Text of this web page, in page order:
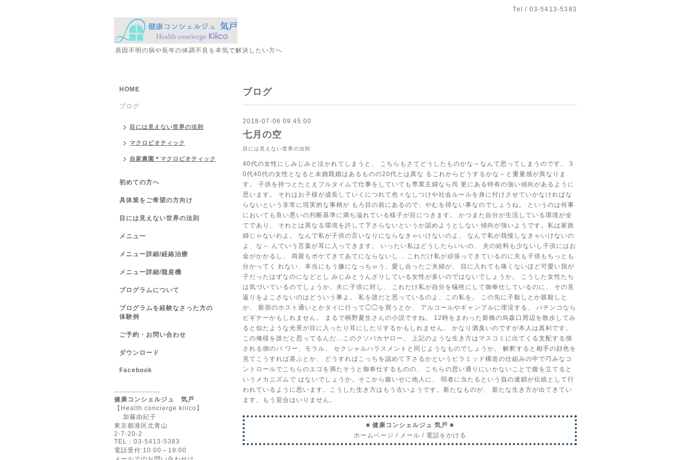
Tel / 03-5413-5383
原因不明の病や長年の体調不良を本気で解決したい方へ
ブログ
2018-07-06 09:45:00
七月の空
目には見えない世界の法則
40代の女性にしみじみと泣かれてしまうと、 こちらもさてどうしたものかな～なんて思ってしまうのです。 3
0代40代の女性となると未婚既婚はあるものの20代とは異な るこれからどうするかな～と重量感が異なりま
す。 子供を持つとたとえフルタイムで仕事をしていても専業主婦なら尚 更にある特有の強い傾向があるように
思います。 それはお子様が成長していくにつれて色々なしつけや社会ルールを身に付けさせていかなければな
らないという非常に現実的な事柄が もろ目の前にあるので、やむを得ない事なのでしょうね。
というのは何事
においても良い悪いの判断基準に満ち溢れている様子が目につきます。 かつまた自分が生活している環境が全
てであり、 それとは異なる環境を許して下さらないというか認めようとしない 傾向が強いようです。私は家政
婦じゃないわよ。 なんで私が子供の言いなりにならなきゃいけないのよ、 なんで私が我慢しなきゃいけないの
よ、な～ んていう言葉が耳に入ってきます。 いったい私はどうしたらいいの、 夫の給料も少ないし子供にはお
金がかかるし、 両親もボケてきてあてにならないし… これだけ私が頑張ってきているのに夫も子供もちっとも
分かってく れない、本当にもう嫌になっちゃう。愛し合ったご夫婦が、
目に入れても痛くないほど可愛い我が
子だったはずなのになどとし みじみとうんざりしている女性が多いのではないでしょうか。 こうした女性たち
は気づいているのでしょうか。夫に子供に対し、 これだけ私が自分を犠牲にして御奉仕しているのに、 その見
返りをよこさないのはどういう事よ。 私を誰だと思っているのよ、この私を。 この先に子殺しとか親殺しと
か、 新宿のホスト通いとかタイに行って◯◯を買うとか、 アルコールやギャンブルに埋没する、 パチンコなら
ビギナーかもしれません。
まるで桐野夏生さんの小説ですね。 12時をまわった新橋の烏森口周辺を散歩してみ
ると似たような光景が目に入ったり耳にしたりするかもしれません。 かなり酒臭いのですが本人は真剣です。
この俺様を誰だと思ってるんだ…このクソバカヤロー。 上記のような生き方はマスコミに出てくる支配する側
される側のパ ワー、モラル、 セクシャルハラスメントと同じようなものでしょうか。 解釈すると相手の顔色を
見てこうすれば喜ぶとか、
どうすればこっちを認めて下さるかというピラミッド構造の仕組みの中で巧みなコ
ントロールでこちらのエゴを満たそうと御奉仕するものの、 こちらの思い通りにいかないことで腹を立てると
いうメカニズムで はないでしょうか。そこから腹いせに他人に、 弱者に当たるという負の連鎖が伝統として行
われているように思います。こうした生き方はもう古いようです。新たなものが、 新たな生き方が出てきてい
ます。もう迎合はいりません。
■ 健康コンシェルジュ 気戸 ■
ホームページ / メール / 電話をかける
HOME
ブログ
目には見えない世界の法則
マクロビオティック
自家農園＊マクロビオティック
初めての方へ
具体策をご希望の方向け
目には見えない世界の法則
メニュー
メニュー詳細/経絡治療
メニュー詳細/龍皇機
プログラムについて
プログラムを経験なさった方の
体験例
ご予約・お問い合わせ
ダウンロード
Facebook
------------------
健康コンシェルジュ 気戸
【Health concierge kiiico】
加藤由紀子
東京都港区北青山
2-7-20-2
TEL：03-5413-5383
電話受付:10:00～19:00